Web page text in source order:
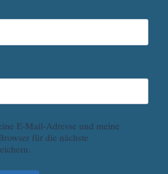
E-Mail-Adresse und meine
für die nächste